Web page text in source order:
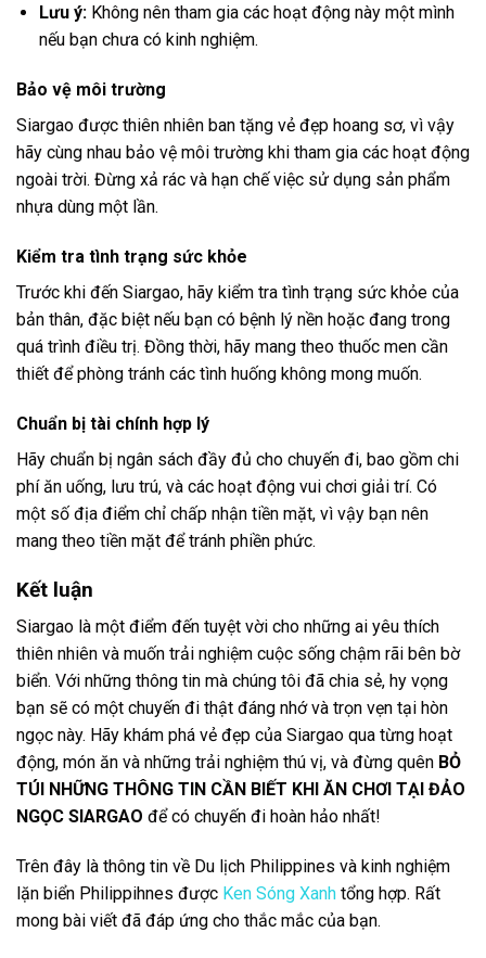
Lưu ý:Không nên tham gia các hoạt động này một mình
nếu bạn chưa có kinh nghiệm.
Bảo vệ môi trường
Siargao được thiên nhiên ban tặng vẻ đẹp hoang sơ, vì vậy
hãy cùng nhau bảo vệ môi trường khi tham gia các hoạt động
ngoài trời. Đừng xả rác và hạn chế việc sử dụng sản phẩm
nhựa dùng một lần.
Kiểm tra tình trạng sức khỏe
Trước khi đến Siargao, hãy kiểm tra tình trạng sức khỏe của
bản thân, đặc biệt nếu bạn có bệnh lý nền hoặc đang trong
quá trình điều trị. Đồng thời, hãy mang theo thuốc men cần
thiết để phòng tránh các tình huống không mong muốn.
Chuẩn bị tài chính hợp lý
Hãy chuẩn bị ngân sách đầy đủ cho chuyến đi, bao gồm chi
phí ăn uống, lưu trú, và các hoạt động vui chơi giải trí. Có
một số địa điểm chỉ chấp nhận tiền mặt, vì vậy bạn nên
mang theo tiền mặt để tránh phiền phức.
Kết luận
Siargao là một điểm đến tuyệt vời cho những ai yêu thích
thiên nhiên và muốn trải nghiệm cuộc sống chậm rãi bên bờ
biển. Với những thông tin mà chúng tôi đã chia sẻ, hy vọng
bạn sẽ có một chuyến đi thật đáng nhớ và trọn vẹn tại hòn
ngọc này. Hãy khám phá vẻ đẹp của Siargao qua từng hoạt
động, món ăn và những trải nghiệm thú vị, và đừng quên BỎ
TÚI NHỮNG THÔNG TIN CẦN BIẾT KHI ĂN CHƠI TẠI ĐẢO
NGỌC SIARGAO để có chuyến đi hoàn hảo nhất!
Trên đây là thông tin về Du lịch Philippines và kinh nghiệm
lặn biển Philippihnes được Ken Sóng Xanh tổng hợp. Rất
mong bài viết đã đáp ứng cho thắc mắc của bạn.